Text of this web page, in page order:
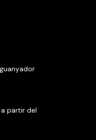
partir del